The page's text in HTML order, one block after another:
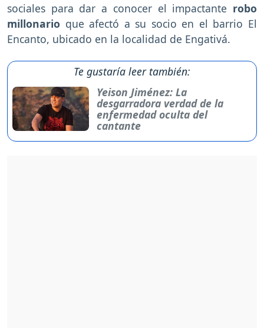
sociales para dar a conocer el impactante robo
millonario que afectó a su socio en el barrio El
Encanto, ubicado en la localidad de Engativá.
Te gustaría leer también:
Yeison Jiménez: La
desgarradora verdad de la
enfermedad oculta del
cantante